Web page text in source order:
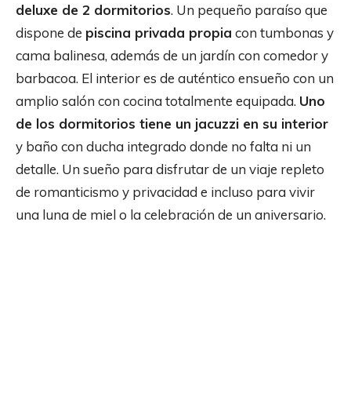
deluxe de 2 dormitorios. Un pequeño paraíso que
dispone de piscina privada propia con tumbonas y
cama balinesa, además de un jardín con comedor y
barbacoa. El interior es de auténtico ensueño con un
amplio salón con cocina totalmente equipada. Uno
de los dormitorios tiene un jacuzzi en su interior
y baño con ducha integrado donde no falta ni un
detalle. Un sueño para disfrutar de un viaje repleto
de romanticismo y privacidad e incluso para vivir
una luna de miel o la celebración de un aniversario.